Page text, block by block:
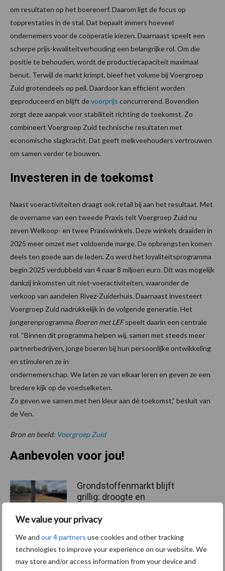
We value your privacy
We and our 4 partners use cookies and other tracking
technologies to improve your experience on our website. We
may store and/or access information from your device and
om resultaten op het boerenerf. Daarom ligt de focus op
topprestaties in de stal. Dat bepaalt immers hoeveel
ondernemers voor de coöperatie kiezen. Daarnaast speelt een
scherpe prijs-kwaliteitverhouding een belangrijke rol. Om die
positie te behouden, wordt de productiecapaciteit maximaal
benut. Terwijl de markt krimpt, bleef het volume bij Voergroep
Zuid grotendeels op peil. Daardoor kan efficiënt worden
geproduceerd en blijft devoerprijs concurrerend. Bovendien
zorgt deze aanpak voor stabiliteit richting de toekomst. Zo
combineert Voergroep Zuid technische resultaten met
economische slagkracht. Dat geeft melkveehouders vertrouwen
om samen verder te bouwen.
Investeren in de toekomst
Naast voeractiviteiten draagt ook retail bij aan het resultaat. Met
de overname van een tweede Praxis telt Voergroep Zuid nu
zeven Welkoop- en twee Praxiswinkels. Deze winkels draaiden in
2025 meer omzet met voldoende marge. De opbrengsten komen
deels ten goede aan de leden. Zo werd het loyaliteitsprogramma
begin 2025 verdubbeld van 4 naar 8 miljoen euro. Dit was mogelijk
dankzij inkomsten uit niet-voeractiviteiten, waaronder de
verkoop van aandelen Rivez-Zuiderhuis. Daarnaast investeert
Voergroep Zuid nadrukkelijk in de volgende generatie. Het
jongerenprogramma Boeren met LEFspeelt daarin een centrale
rol. “Binnen dit programma helpen wij, samen met steeds meer
partnerbedrijven, jonge boeren bij hun persoonlijke ontwikkeling
en stimuleren ze in
ondernemerschap. We laten ze van elkaar leren en geven ze een
bredere kijk op de voedselketen.
Zo geven we samen met hen kleur aan dé toekomst,” besluit van
de Ven.
Bron en beeld: Voergroep Zuid
Aanbevolen voor jou!
Grondstoffenmarkt blijft
grillig: droogte en
in de greep
De speenhuid: een vaak
onderschatte risicofactor